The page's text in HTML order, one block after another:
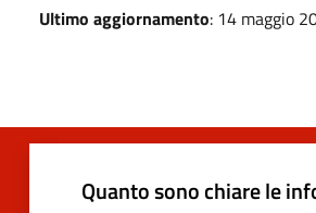
Ultimo aggiornamento: 14 maggio
Quanto sono chiare le